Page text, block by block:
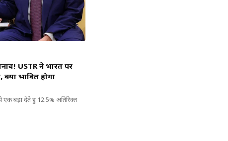
USTR ने भारत पर
प्रभावित होगा
बड़ा देते हुए 12.5% अतिरिक्त